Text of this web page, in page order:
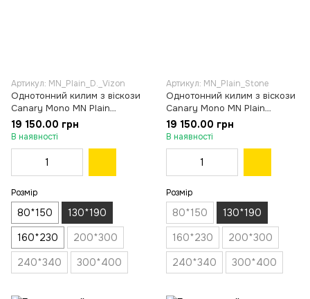
Артикул: MN_Plain_D._Vizon
Однотонний килим з віскози
Canary Mono MN Plain
бежевий, 130×190 см
19 150.00 грн
В наявності
Розмір
80*150
130*190
160*230
200*300
240*340
300*400
Артикул: MN_Plain_Stone
Однотонний килим з віскози
Canary Mono MN Plain
бежевий, 130×190 см
19 150.00 грн
В наявності
Розмір
80*150
130*190
160*230
200*300
240*340
300*400